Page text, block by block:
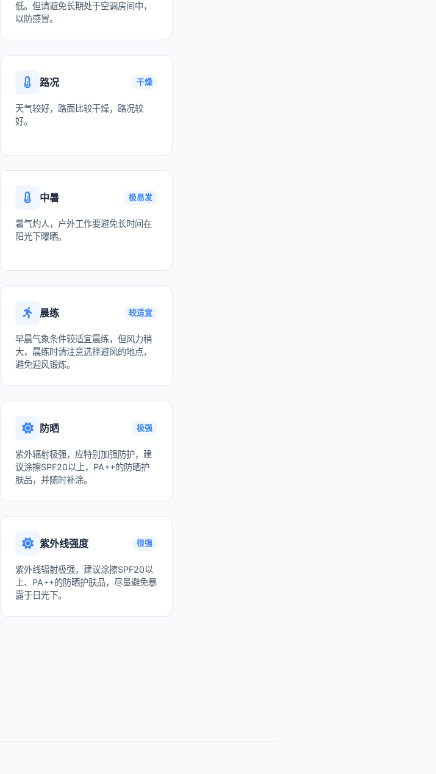
低。但请避免长期处于空调房间中，
以防感冒。
路况 干燥
天气较好，路面比较干燥，路况较
好。
中暑 极易发
暑气灼人，户外工作要避免长时间在
阳光下曝晒。
晨练 较适宜
早晨气象条件较适宜晨练，但风力稍
大，晨练时请注意选择避风的地点，
避免迎风锻炼。
防晒 极强
紫外辐射极强，应特别加强防护，建
议涂擦SPF20以上，PA++的防晒护
肤品，并随时补涂。
紫外线强度 很强
紫外线辐射极强，建议涂擦SPF20以
上、PA++的防晒护肤品，尽量避免暴
露于日光下。